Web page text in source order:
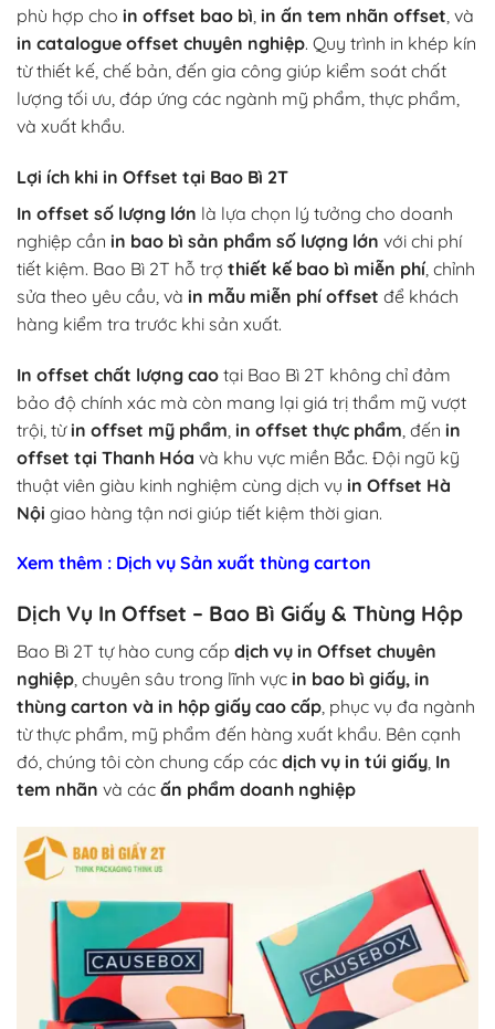
phù hợp cho in offset bao bì in ấn tem nhãn offset , và
in catalogue offset chuyên nghiệp. Quy trình in khép kín
từ thiết kế, chế bản, đến gia công giúp kiểm soát chất
lượng tối ưu, đáp ứng các ngành mỹ phẩm, thực phẩm,
và xuất khẩu.
Lợi ích khi in Offset tại Bao Bì 2T
In offset số lượng lớn là lựa chọn lý tưởng cho doanh
nghiệp cần in bao bì sản phẩm số lượng lớn với chi phí
tiết kiệm. Bao Bì 2T hỗ trợ thiết kế bao bì miễn phí , chỉnh
sửa theo yêu cầu, và in mẫu miễn phí offset để khách
hàng kiểm tra trước khi sản xuất.
In offset chất lượng cao tại Bao Bì 2T không chỉ đảm
bảo độ chính xác mà còn mang lại giá trị thẩm mỹ vượt
trội, từ in offset mỹ phẩm in offset thực phẩm , đến in
offset tại Thanh Hóa và khu vực miền Bắc. Đội ngũ kỹ
thuật viên giàu kinh nghiệm cùng dịch vụ in Offset Hà
Nội giao hàng tận nơi giúp tiết kiệm thời gian.
Xem thêm : Dịch vụ Sản xuất thùng carton
Dịch Vụ In Offset – Bao Bì Giấy & Thùng Hộp
Bao Bì 2T tự hào cung cấp dịch vụ in Offset chuyên
nghiệp , chuyên sâu trong lĩnh vực in bao bì giấy, in
thùng carton và in hộp giấy cao cấp , phục vụ đa ngành
từ thực phẩm, mỹ phẩm đến hàng xuất khẩu. Bên cạnh
đó, chúng tôi còn chung cấp các dịch vụ in túi giấy In
tem nhãn và các ấn phẩm doanh nghiệp